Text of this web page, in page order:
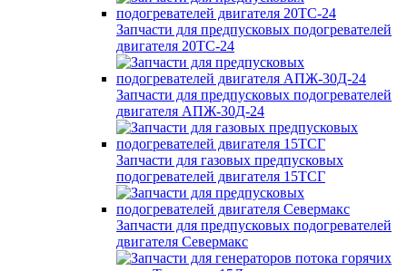
Запчасти для предпусковых подогревателей
двигателя 20ТС-24
Запчасти для предпусковых подогревателей
двигателя АПЖ-30Д-24
Запчасти для газовых предпусковых
подогревателей двигателя 15ТСГ
Запчасти для предпусковых подогревателей
двигателя Севермакс